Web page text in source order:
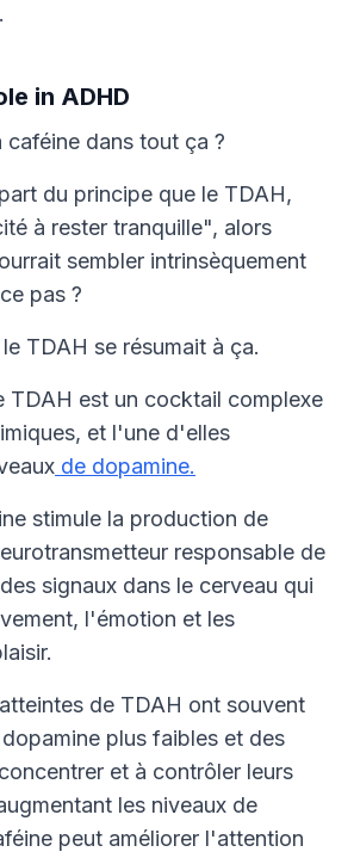
in ADHD
caféine dans tout ça ?
du principe que le TDAH,
à rester tranquille", alors
sembler intrinsèquement
pas ?
TDAH se résumait à ça.
TDAH est un cocktail complexe
et l'une d'elles
de dopamine.
stimule la production de
responsable de
signaux dans le cerveau qui
l'émotion et les
de TDAH ont souvent
plus faibles et des
et à contrôler leurs
les niveaux de
peut améliorer l'attention